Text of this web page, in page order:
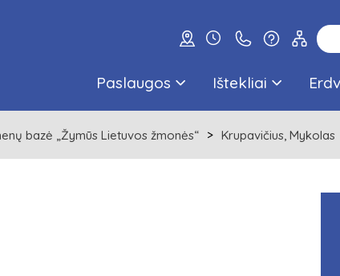
Paslaugos Ištekliai
bazė „Žymūs Lietuvos žmonės“ Krupavičius, Mykolas